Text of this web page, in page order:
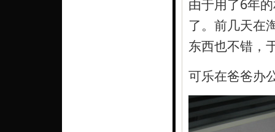
由于用了6年
了。前几天在
东西也不错，
可乐在爸爸办